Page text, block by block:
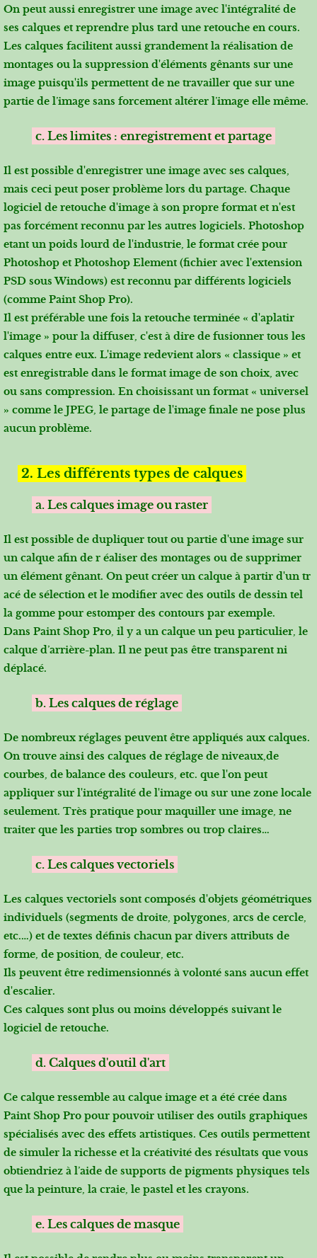
On peut aussi enregistrer une image avec l'intégralité de
ses calques et reprendre plus tard une retouche en cours.
Les calques facilitent aussi grandement la réalisation de
montages ou la suppression d'éléments gênants sur une
image puisqu'ils permettent de ne travailler que sur une
partie de l’image sans forcement altérer l’image elle même.
c. Les limites : enregistrement et partage
Il est possible d'enregistrer une image avec ses calques,
mais ceci peut poser problème lors du partage. Chaque
logiciel de retouche d'image à son propre format et n'est
pas forcément reconnu par les autres logiciels. Photoshop
etant un poids lourd de l'industrie, le format crée pour
Photoshop et Photoshop Element (fichier avec l'extension
PSD sous Windows) est reconnu par différents logiciels
(comme Paint Shop Pro).
Il est préférable une fois la retouche terminée « d'aplatir
l'image » pour la diffuser, c'est à dire de fusionner tous les
calques entre eux. L'image redevient alors « classique » et
est enregistrable dans le format image de son choix, avec
ou sans compression. En choisissant un format « universel
» comme le JPEG, le partage de l'image finale ne pose plus
aucun problème.
2. Les différents types de calques
a. Les calques image ou raster
Il est possible de dupliquer tout ou partie d'une image sur
un calque afin de r éaliser des montages ou de supprimer
un élément gênant. On peut créer un calque à partir d'un tr
acé de sélection et le modifier avec des outils de dessin tel
la gomme pour estomper des contours par exemple.
Dans Paint Shop Pro, il y a un calque un peu particulier, le
calque d’arrière-plan. Il ne peut pas être transparent ni
déplacé.
b. Les calques de réglage
De nombreux réglages peuvent être appliqués aux calques.
On trouve ainsi des calques de réglage de niveaux,de
courbes, de balance des couleurs, etc. que l'on peut
appliquer sur l'intégralité de l'image ou sur une zone locale
seulement. Très pratique pour maquiller une image, ne
traiter que les parties trop sombres ou trop claires…
c. Les calques vectoriels
Les calques vectoriels sont composés d'objets géométriques
individuels (segments de droite, polygones, arcs de cercle,
etc.…) et de textes définis chacun par divers attributs de
forme, de position, de couleur, etc.
Ils peuvent être redimensionnés à volonté sans aucun effet
d'escalier.
Ces calques sont plus ou moins développés suivant le
logiciel de retouche.
d. Calques d'outil d'art
Ce calque ressemble au calque image et a été crée dans
Paint Shop Pro pour pouvoir utiliser des outils graphiques
spécialisés avec des effets artistiques. Ces outils permettent
de simuler la richesse et la créativité des résultats que vous
obtiendriez à l’aide de supports de pigments physiques tels
que la peinture, la craie, le pastel et les crayons.
e. Les calques de masque